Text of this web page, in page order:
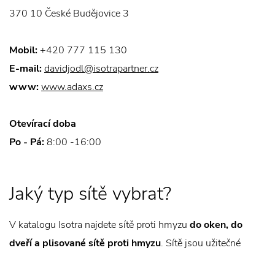
370 10 České Budějovice 3
Mobil: +420 777 115 130
E-mail:davidjodl@isotrapartner.cz
www:www.adaxs.cz
Otevírací doba
Po - Pá:8:00 -16:00
Jaký typ sítě vybrat?
V katalogu Isotra najdete sítě proti hmyzu do oken, do
dveří a plisované sítě proti hmyzu. Sítě jsou užitečné